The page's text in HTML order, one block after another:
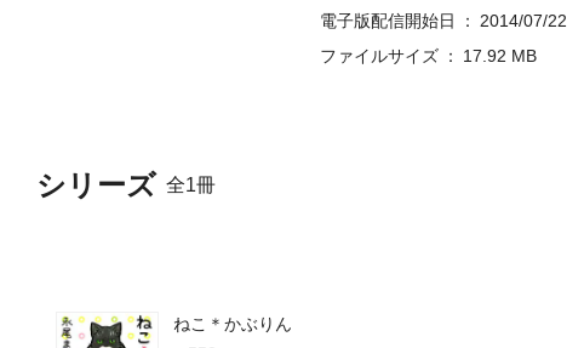
シリーズ 全1冊
ねこ＊かぶりん
電子版配信開始日
2014/07/22
ファイルサイズ
17.92 MB